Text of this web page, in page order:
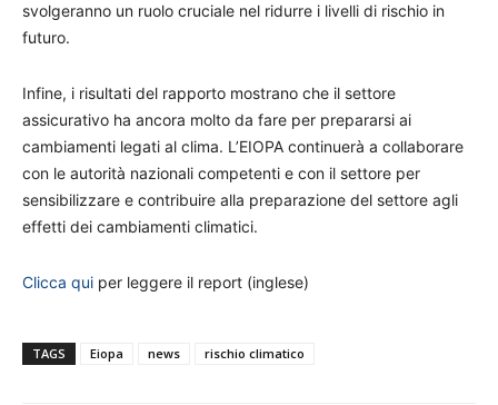
svolgeranno un ruolo cruciale nel ridurre i livelli di rischio in
futuro.
Infine, i risultati del rapporto mostrano che il settore
assicurativo ha ancora molto da fare per prepararsi ai
cambiamenti legati al clima. L’EIOPA continuerà a collaborare
con le autorità nazionali competenti e con il settore per
sensibilizzare e contribuire alla preparazione del settore agli
effetti dei cambiamenti climatici.
Clicca qui per leggere il report (inglese)
TAGS Eiopa news rischio climatico